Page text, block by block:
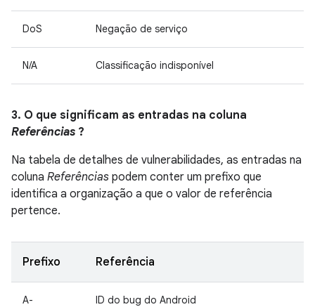
DoS Negação de serviço
N/A Classificação indisponível
3. O que significam as entradas na coluna
Referências ?
Na tabela de detalhes de vulnerabilidades, as entradas na
coluna Referências podem conter um prefixo que
identifica a organização a que o valor de referência
pertence.
Prefixo Referência
A- ID do bug do Android